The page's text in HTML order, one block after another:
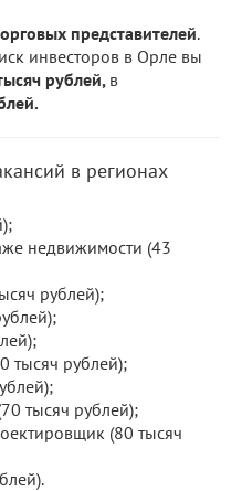
представителей.
инвесторов в Орле вы
рублей, в
в регионах
недвижимости (43
рублей);
тысяч рублей);
тысяч рублей);
(80 тысяч